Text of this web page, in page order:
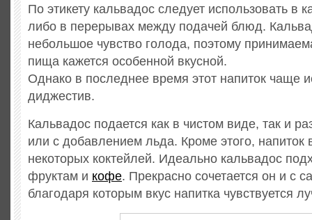
По этикету кальвадос следует использовать в
либо в перерывах между подачей блюд.
небольшое чувство голода, поэтому
пища кажется особенной вкусной.
Однако в последнее время этот напиток чаще
диджестив.
Кальвадос подается как в чистом виде, так и
или с добавлением льда. Кроме этого, напиток
некоторых коктейлей. Идеально кальвадос
фруктам и кофе. Прекрасно сочетается он и с
благодаря которым вкус напитка чувствуется